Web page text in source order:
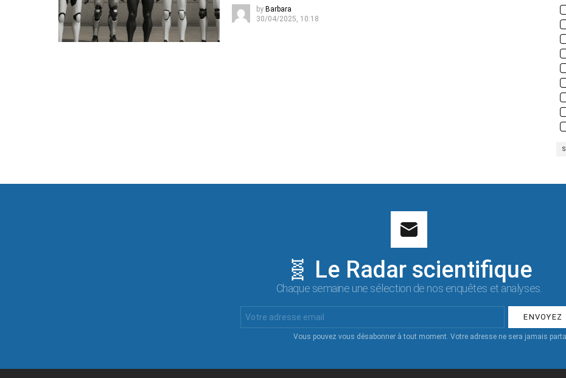
by Barbara
30/04/2025, 10:18
🧬 Le Radar scientifique
Chaque semaine une sélection de nos enquêtes et analyses.
Email
:
Vous pouvez vous désabonner à tout moment. Votre adresse ne sera jamais